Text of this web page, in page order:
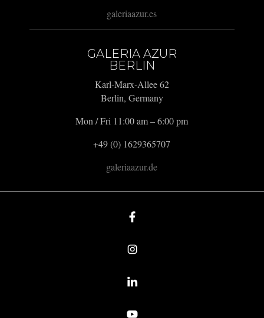
galeriaazur.es
GALERIA AZUR
BERLIN
Karl-Marx-Allee 62
Berlin, Germany
Mon / Fri 11:00 am – 6:00 pm
+49 (0) 1629365707
galeriaazur.de